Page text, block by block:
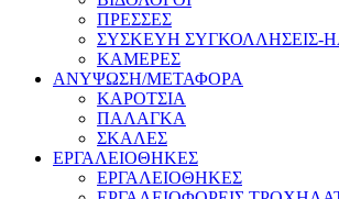
ΠΡΕΣΣΕΣ
ΣΥΣΚΕΥΗ ΣΥΓΚΟΛΛΗΣΕΙΣ-
ΚΑΜΕΡΕΣ
ΑΝΥΨΩΣΗ/ΜΕΤΑΦΟΡΑ
ΚΑΡΟΤΣΙΑ
ΠΑΛΑΓΚΑ
ΣΚΑΛΕΣ
ΕΡΓΑΛΕΙΟΘΗΚΕΣ
ΕΡΓΑΛΕΙΟΘΗΚΕΣ